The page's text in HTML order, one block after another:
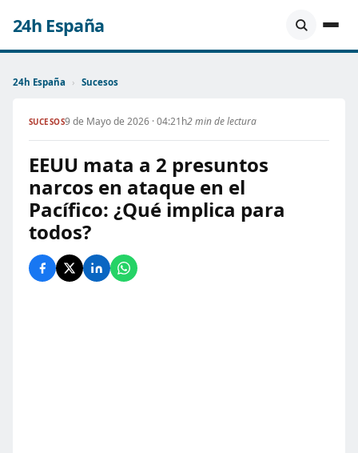
24h España
24h España › Sucesos
SUCESOS9 de Mayo de 2026 · 04:21h2 min de lectura
EEUU mata a 2 presuntos
narcos en ataque en el
Pacífico: ¿Qué implica para
todos?